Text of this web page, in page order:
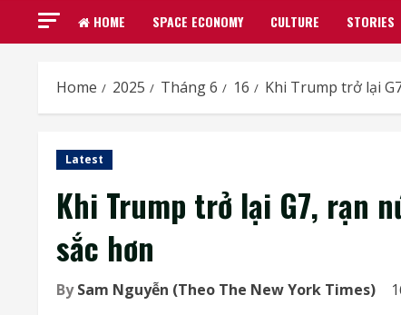
HOME SPACE ECONOMY CULTURE STORIES
Home 2025 Tháng 6 16 Khi Trump trở lại
Latest
Khi Trump trở lại G7, rạn
sắc hơn
BySam Nguyễn (Theo The New York Times)